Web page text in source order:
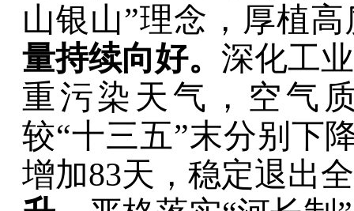
山银山”理念， 厚植
量持续向好。 深化工
重污染天气 ， 空气
较“十三五”末分别下
增加83天 ， 稳定退出